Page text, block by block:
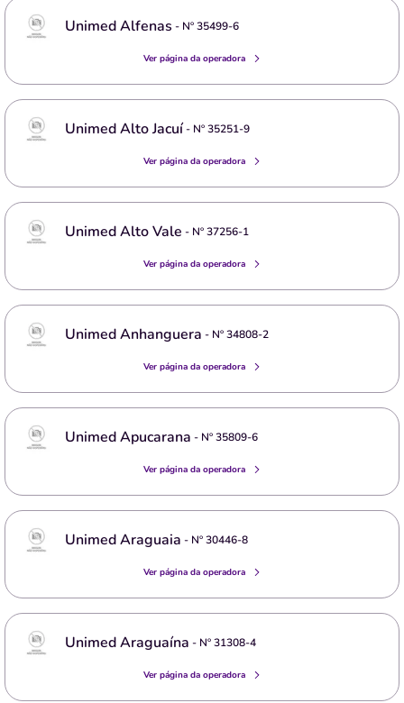
Unimed Alfenas - Nº35499-6
Ver página da operadora
Unimed Alto Jacuí- Nº35251-9
Ver página da operadora
Unimed Alto Vale - Nº37256-1
Ver página da operadora
Unimed Anhanguera - Nº34808-2
Ver página da operadora
Unimed Apucarana - Nº35809-6
Ver página da operadora
Unimed Araguaia - Nº30446-8
Ver página da operadora
Unimed Araguaína - Nº31308-4
Ver página da operadora